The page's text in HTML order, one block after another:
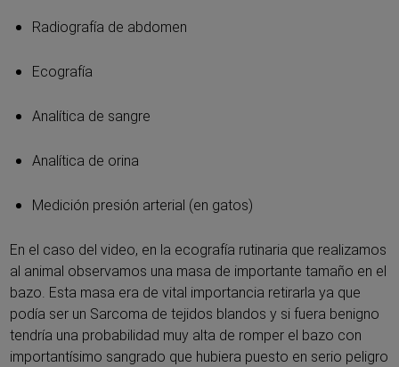
Radiografía de abdomen
Ecografía
Analítica de sangre
Analítica de orina
Medición presión arterial (en gatos)
En el caso del video, en la ecografía rutinaria que realizamos
al animal observamos una masa de importante tamaño en el
bazo. Esta masa era de vital importancia retirarla ya que
podía ser un Sarcoma de tejidos blandos y si fuera benigno
tendría una probabilidad muy alta de romper el bazo con
importantísimo sangrado que hubiera puesto en serio peligro